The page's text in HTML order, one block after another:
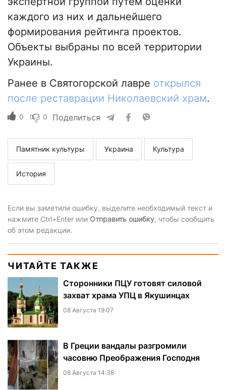
каждого из них и дальнейшего
формирования рейтинга проектов.
Объекты выбраны по всей территории
Украины.
Ранее в Святогорской лавре открылся
после реставрации Николаевский храм.
0 0 Поделиться
Памятник культуры Украина Культура
История
Если вы заметили ошибку, выделите необходимый текст и
нажмите Ctrl+Enter или Отправить ошибку, чтобы сообщить
об этом редакции.
ЧИТАЙТЕ ТАКЖЕ
Сторонники ПЦУ готовят силовой
захват храма УПЦ в Якушинцах
08 Августа 19:07
В Греции вандалы разгромили
часовню Преображения Господня
08 Августа 14:38